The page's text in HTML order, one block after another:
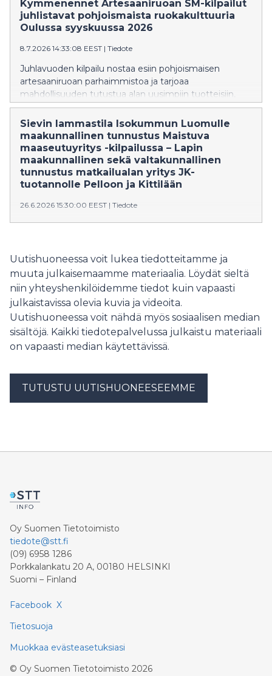
Kymmenennet Artesaaniruoan SM-kilpailut
juhlistavat pohjoismaista ruokakulttuuria
Oulussa syyskuussa 2026
8.7.2026 14:33:08 EEST | Tiedote
Juhlavuoden kilpailu nostaa esiin pohjoismaisen
artesaaniruoan parhaimmistoa ja tarjoaa
mahdollisuuden tutustua alan uusimpiin tuotteisiin,
makuihin ja innovaatioihin.
Sievin lammastila Isokummun Luomulle
maakunnallinen tunnustus Maistuva
maaseutuyritys -kilpailussa – Lapin
maakunnallinen sekä valtakunnallinen
tunnustus matkailualan yritys JK-
tuotannolle Pelloon ja Kittilään
26.6.2026 15:30:00 EEST | Tiedote
Sievissä toimivalle lammastila Isokummun Luomulle
toimiva kala- ja matkailualan yritys JK-tuotanto sai
tuplavoiton: yritykselle myönnettiin sekä Lapin
maakunnallinen että valtakunnallinen tunnustus.
Uutishuoneessa voit lukea tiedotteitamme ja
muuta julkaisemaamme materiaalia. Löydät sieltä
niin yhteyshenkilöidemme tiedot kuin vapaasti
julkaistavissa olevia kuvia ja videoita.
Uutishuoneessa voit nähdä myös sosiaalisen median
sisältöjä. Kaikki tiedotepalvelussa julkaistu materiaali
on vapaasti median käytettävissä.
TUTUSTU UUTISHUONEESEEMME
Oy Suomen Tietotoimisto
tiedote@stt.fi
(09) 6958 1286
Porkkalankatu 20 A, 00180 HELSINKI
Suomi – Finland
Facebook X
Tietosuoja
Muokkaa evästeasetuksiasi
© Oy Suomen Tietotoimisto 2026